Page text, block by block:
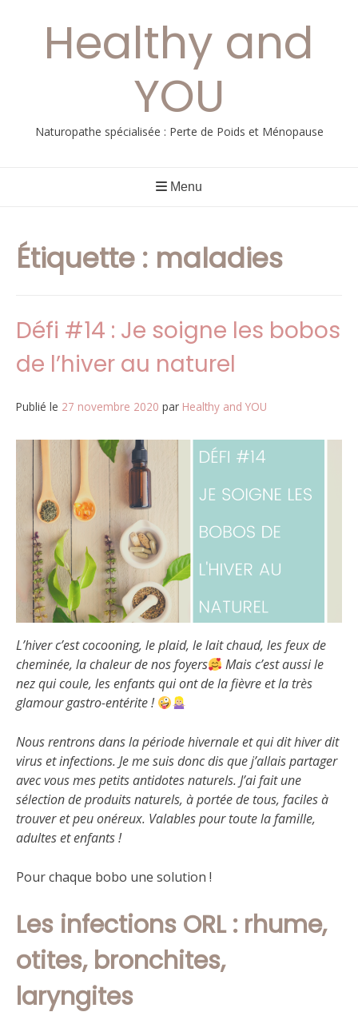
Healthy and
YOU
Naturopathe spécialisée : Perte de Poids et Ménopause
Menu
Étiquette : maladies
Défi #14 : Je soigne les bobos
de l’hiver au naturel
Publié le 27 novembre 2020 par Healthy and YOU
L’hiver c’est cocooning, le plaid, le lait chaud, les feux de
cheminée, la chaleur de nos foyers
Mais c’est aussi le
nez qui coule, les enfants qui ont de la fièvre et la très
glamour gastro-entérite !
Nous rentrons dans la période hivernale et qui dit hiver dit
virus et infections. Je me suis donc dis que j’allais partager
avec vous mes petits antidotes naturels. J’ai fait une
sélection de produits naturels, à portée de tous, faciles à
trouver et peu onéreux. Valables pour toute la famille,
adultes et enfants !
Pour chaque bobo une solution !
Les infections ORL : rhume,
otites, bronchites,
laryngites